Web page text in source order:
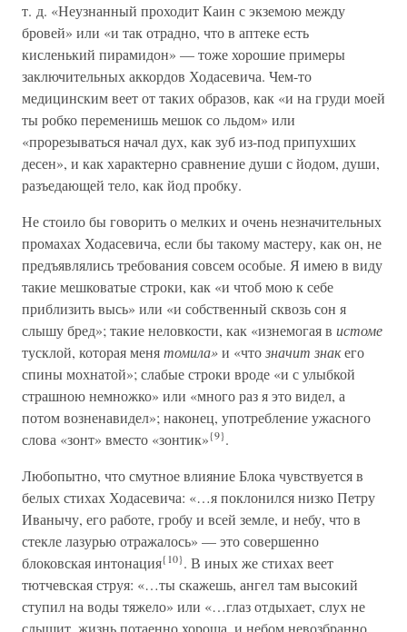
т. д. «Неузнанный проходит Каин с экземою между
бровей» или «и так отрадно, что в аптеке есть
кисленький пирамидон» — тоже хорошие примеры
заключительных аккордов Ходасевича. Чем-то
медицинским веет от таких образов, как «и на груди моей
ты робко переменишь мешок со льдом» или
«прорезываться начал дух, как зуб из-под припухших
десен», и как характерно сравнение души с йодом, души,
разъедающей тело, как йод пробку.
Не стоило бы говорить о мелких и очень незначительных
промахах Ходасевича, если бы такому мастеру, как он, не
предъявлялись требования совсем особые. Я имею в виду
такие мешковатые строки, как «и чтоб мою к себе
приблизить высь» или «и собственный сквозь сон я
слышу бред»; такие неловкости, как «изнемогая в истоме
тусклой, которая менятомила»и «чтозначит знакего
спины мохнатой»; слабые строки вроде «и с улыбкой
страшною немножко» или «много раз я это видел, а
потом возненавидел»; наконец, употребление ужасного
слова «зонт» вместо «зонтик»{9}.
Любопытно, что смутное влияние Блока чувствуется в
белых стихах Ходасевича: «…я поклонился низко Петру
Иванычу, его работе, гробу и всей земле, и небу, что в
стекле лазурью отражалось» — это совершенно
блоковская интонация{10}. В иных же стихах веет
тютчевская струя: «…ты скажешь, ангел там высокий
ступил на воды тяжело» или «…глаз отдыхает, слух не
слышит, жизнь потаенно хороша, и небом невозбранно